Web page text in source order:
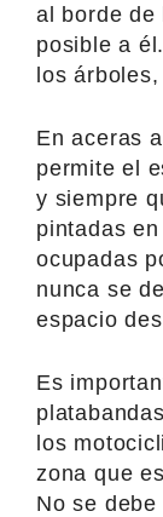
al borde de
posible a
los
En aceras
permite el
y siempre
pintadas
ocupadas
nunca se
espacio
Es
los
zona que
No se